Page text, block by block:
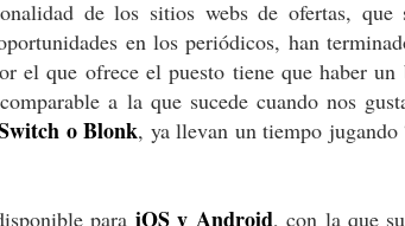
de los sitios webs de ofertas, que
en los periódicos, han
el que ofrece el puesto tiene que haber un
a la que sucede cuando nos
o Blonk, ya llevan un tiempo jugando
para iOS y Android, con la que